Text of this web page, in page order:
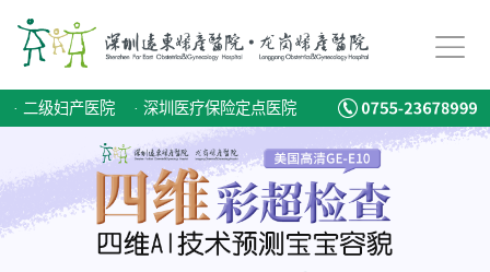
· 二级妇产医院 · 深圳医疗保险定点医院